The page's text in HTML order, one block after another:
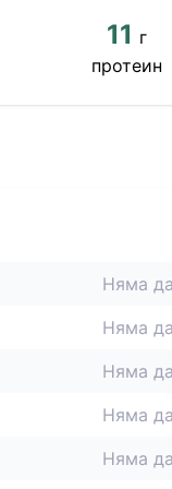
11 г
протеин
Няма
Няма
Няма
Няма
Няма